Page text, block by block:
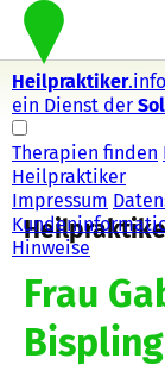
Heilpraktiker.info
ein Dienst der
Therapien finden
Heilpraktiker
Impressum
Hinweise
Frau